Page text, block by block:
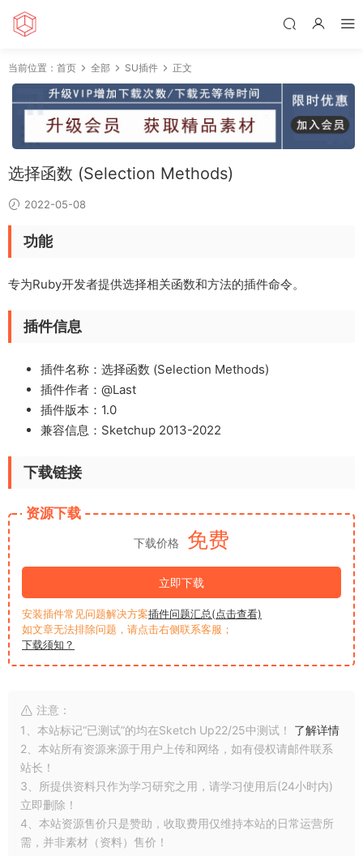
当前位置： 首页 全部 SU插件 正文
选择函数 (Selection Methods)
2022-05-08
功能
专为Ruby开发者提供选择相关函数和方法的插件命令。
插件信息
插件名称：选择函数 (Selection Methods)
插件作者：@Last
插件版本：1.0
兼容信息：Sketchup 2013-2022
下载链接
资源下载
下载价格 免费
立即下载
安装插件常见问题解决方案插件问题汇总(点击查看)
如文章无法排除问题，请点击右侧联系客服；
下载须知？
注意：
1、本站标记“已测试”的均在Sketch Up22/25中测试！ 了解详情
2、本站所有资源来源于用户上传和网络，如有侵权请邮件联系
站长！
3、所提供资料只作为学习研究之用，请学习使用后(24小时内)
立即删除！
4、本站资源售价只是赞助，收取费用仅维持本站的日常运营所
需，并非素材（资料）售价！